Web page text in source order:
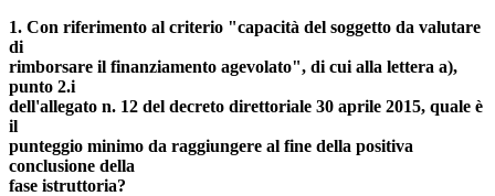
1. Con riferimento al criterio "capacità del soggetto da valutare
di
rimborsare il finanziamento agevolato", di cui alla lettera a),
punto 2.i
dell'allegato n. 12 del decreto direttoriale 30 aprile 2015, quale è
il
punteggio minimo da raggiungere al fine della positiva
conclusione della
fase istruttoria?